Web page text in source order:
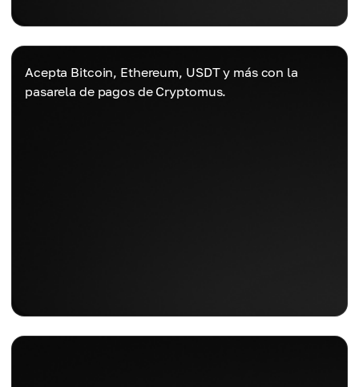
Acepta Bitcoin, Ethereum, USDT y más con la
pasarela de pagos de Cryptomus.